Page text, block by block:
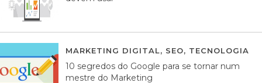
MARKETING DIGITAL, SEO, TECNOLOGIA
10 segredos do Google para se tornar num
mestre do Marketing